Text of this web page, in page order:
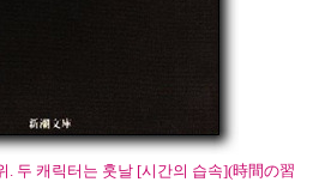
. 두 캐릭터는 훗날 [시간의 습속](時間の習